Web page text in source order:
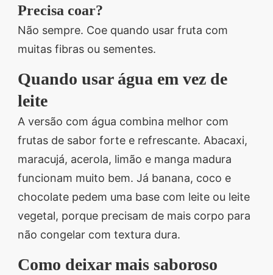
Precisa coar?
Não sempre. Coe quando usar fruta com
muitas fibras ou sementes.
Quando usar água em vez de
leite
A versão com água combina melhor com
frutas de sabor forte e refrescante. Abacaxi,
maracujá, acerola, limão e manga madura
funcionam muito bem. Já banana, coco e
chocolate pedem uma base com leite ou leite
vegetal, porque precisam de mais corpo para
não congelar com textura dura.
Como deixar mais saboroso